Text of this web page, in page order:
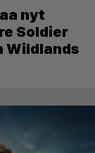
nyt
Soldier
Wildlands